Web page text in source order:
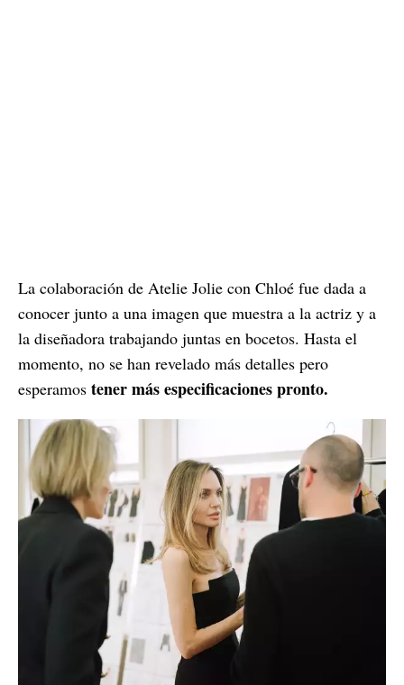
La colaboración de Atelie Jolie con Chloé fue dada a
conocer junto a una imagen que muestra a la actriz y a
la diseñadora trabajando juntas en bocetos. Hasta el
momento, no se han revelado más detalles pero
esperamos tener más especificaciones pronto.